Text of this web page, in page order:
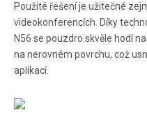
Použité řešení je užitečné
videokonferencích. Díky
N56 se pouzdro skvěle hodí
na nerovném povrchu, což
aplikací.